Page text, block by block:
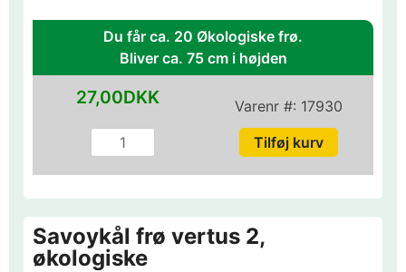
Du får ca. 20 Økologiske frø.
Bliver ca. 75 cm i højden
Varenr #: 17930
27,00DKK
Savoykål frø vertus 2,
økologiske